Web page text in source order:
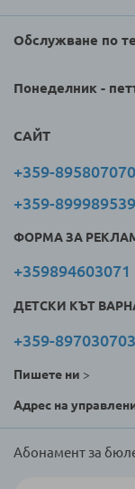
Обслужване по
Понеделник -
САЙТ
+359-895807070
+359-899989539
ФОРМА ЗА
+359894603071
ДЕТСКИ КЪТ
+359-897030703
Пишете ни >
Адрес на
Абонамент за